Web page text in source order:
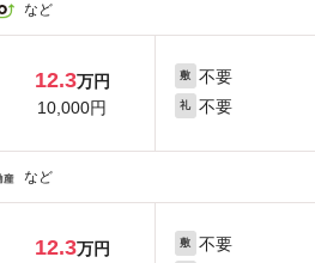
など
12.3万円
10,000円
敷 不要
礼 不要
など
12.3万円
敷 不要